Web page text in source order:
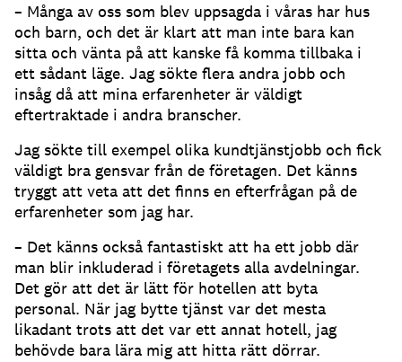
– Många av oss som blev uppsagda i våras har hus
och barn, och det är klart att man inte bara kan
sitta och vänta på att kanske få komma tillbaka i
ett sådant läge. Jag sökte flera andra jobb och
insåg då att mina erfarenheter är väldigt
eftertraktade i andra branscher.
Jag sökte till exempel olika kundtjänstjobb och fick
väldigt bra gensvar från de företagen. Det känns
tryggt att veta att det finns en efterfrågan på de
erfarenheter som jag har.
– Det känns också fantastiskt att ha ett jobb där
man blir inkluderad i företagets alla avdelningar.
Det gör att det är lätt för hotellen att byta
personal. När jag bytte tjänst var det mesta
likadant trots att det var ett annat hotell, jag
behövde bara lära mig att hitta rätt dörrar.